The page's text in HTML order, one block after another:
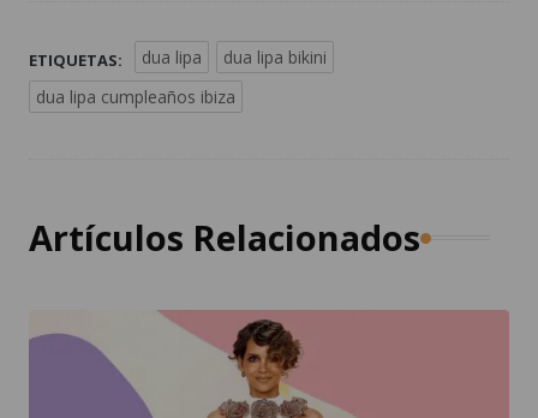
ETIQUETAS: dua lipa
dua lipa bikini
dua lipa cumpleaños ibiza
Artículos Relacionados